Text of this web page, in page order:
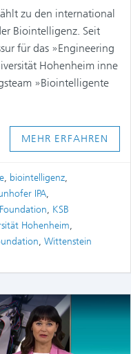
zu den international
Biointelligenz. Seit
für das »Engineering
Hohenheim inne
»Biointelligente
MEHR ERFAHREN
, biointelligenz,
IPA,
, KSB
Hohenheim,
, Wittenstein